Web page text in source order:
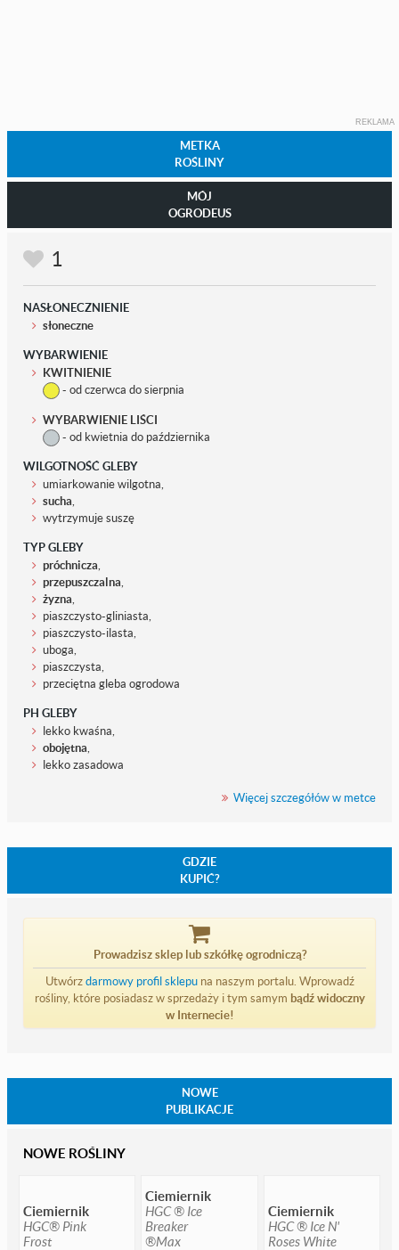
REKLAMA
METKA
ROŚLINY
MÓJ
OGRODEUS
1
NASŁONECZNIENIE
słoneczne
WYBARWIENIE
KWITNIENIE
- od czerwca do sierpnia
WYBARWIENIE LIŚCI
- od kwietnia do października
WILGOTNOŚĆ GLEBY
umiarkowanie wilgotna,
sucha,
wytrzymuje suszę
TYP GLEBY
próchnicza,
przepuszczalna,
żyzna,
piaszczysto-gliniasta,
piaszczysto-ilasta,
uboga,
piaszczysta,
przeciętna gleba ogrodowa
PH GLEBY
lekko kwaśna,
obojętna,
lekko zasadowa
Więcej szczegółów w metce
GDZIE
KUPIĆ?
Prowadzisz sklep lub szkółkę ogrodniczą?
Utwórzdarmowy profil sklepuna naszym portalu. Wprowadź
rośliny, które posiadasz w sprzedaży i tym samym bądź widoczny
w Internecie!
NOWE
PUBLIKACJE
NOWE ROŚLINY
Ciemiernik
HGC® Pink
Frost
Ciemiernik
HGC ® Ice
Breaker
®Max
Ciemiernik
HGC ® Ice N'
Roses White